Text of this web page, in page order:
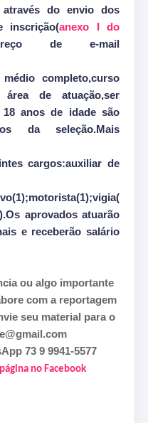
do envio dos
inscrição(anexo I do
de e-mail
completo,curso
de atuação,ser
anos de idade são
da seleção.Mais
cargos:auxiliar de
aprovados atuarão
e receberão salário
ou algo importante
com a reportagem
seu material para o
73 9 9941-5577
no Facebook